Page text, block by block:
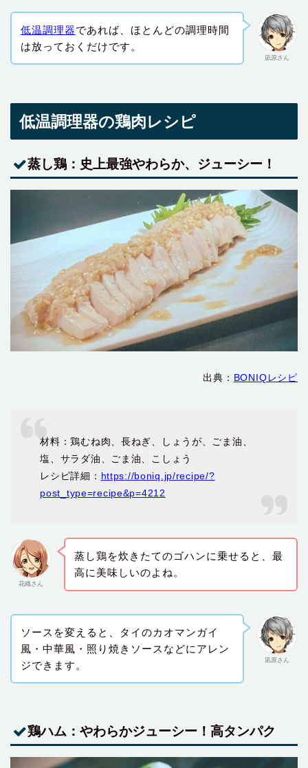
凪原さん
低温調理器であれば、ほとんどの調理時間
は放っておくだけです。
低温調理器の鶏肉レシピ
蒸し鶏：史上最強やわらか、ジューシー！
出典： BONIQレシピ
材料：鶏むね肉、長ねぎ、しょうが、ごま油、
塩、サラダ油、ごま油、こしょう
レシピ詳細： https://boniq.jp/recipe/?
post_type=recipe&p=4212
花織さん
蒸し鶏を炊きたてのゴハンに乗せると、最
高に美味しいのよね。
凪原さん
ソースを変えると、タイのカオマンガイ
風・中華風・照り焼きソースなどにアレン
ジできます。
鶏ハム：やわらかジューシー！高タンパク